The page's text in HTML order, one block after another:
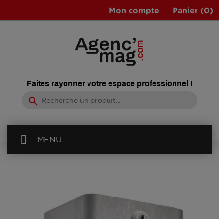
Panier (0)
Mon compte
Faites rayonner votre espace professionnel !
search
MENU